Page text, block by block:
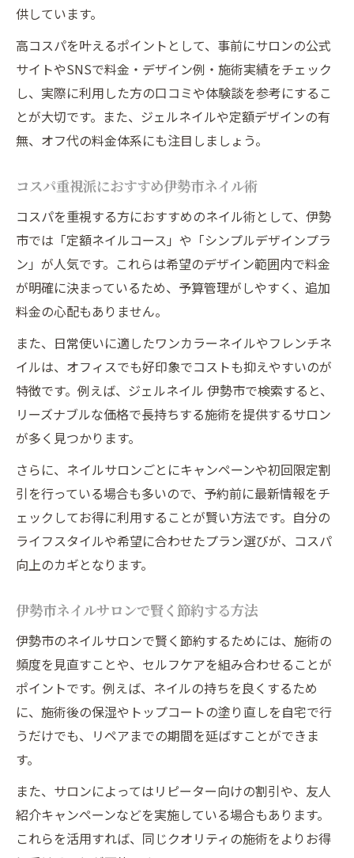
供しています。
高コスパを叶えるポイントとして、事前にサロンの公式
サイトやSNSで料金・デザイン例・施術実績をチェック
し、実際に利用した方の口コミや体験談を参考にするこ
とが大切です。また、ジェルネイルや定額デザインの有
無、オフ代の料金体系にも注目しましょう。
コスパ重視派におすすめ伊勢市ネイル術
コスパを重視する方におすすめのネイル術として、伊勢
市では「定額ネイルコース」や「シンプルデザインプラ
ン」が人気です。これらは希望のデザイン範囲内で料金
が明確に決まっているため、予算管理がしやすく、追加
料金の心配もありません。
また、日常使いに適したワンカラーネイルやフレンチネ
イルは、オフィスでも好印象でコストも抑えやすいのが
特徴です。例えば、ジェルネイル 伊勢市で検索すると、
リーズナブルな価格で長持ちする施術を提供するサロン
が多く見つかります。
さらに、ネイルサロンごとにキャンペーンや初回限定割
引を行っている場合も多いので、予約前に最新情報をチ
ェックしてお得に利用することが賢い方法です。自分の
ライフスタイルや希望に合わせたプラン選びが、コスパ
向上のカギとなります。
伊勢市ネイルサロンで賢く節約する方法
伊勢市のネイルサロンで賢く節約するためには、施術の
頻度を見直すことや、セルフケアを組み合わせることが
ポイントです。例えば、ネイルの持ちを良くするため
に、施術後の保湿やトップコートの塗り直しを自宅で行
うだけでも、リペアまでの期間を延ばすことができま
す。
また、サロンによってはリピーター向けの割引や、友人
紹介キャンペーンなどを実施している場合もあります。
これらを活用すれば、同じクオリティの施術をよりお得